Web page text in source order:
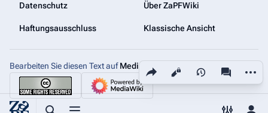
Diese Seite teilen
Ansichten
Datenschutz
Über ZaPFWiki
Haftungsausschluss Klassische Ansicht
Bearbeiten Sie diesen Text aufMediaWiki:Citizen-footer-tagline